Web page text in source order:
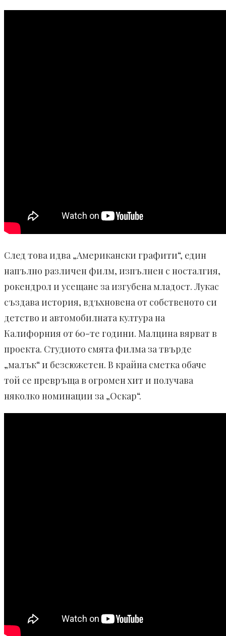
След това идва „Американски графити“, един
напълно различен филм, изпълнен с носталгия,
рокендрол и усещане за изгубена младост. Лукас
създава история, вдъхновена от собственото си
детство и автомобилната култура на
Калифорния от 60-те години. Малцина вярват в
проекта. Студиото смята филма за твърде
„малък“ и безсюжетен. В крайна сметка обаче
той се превръща в огромен хит и получава
няколко номинации за „Оскар“.